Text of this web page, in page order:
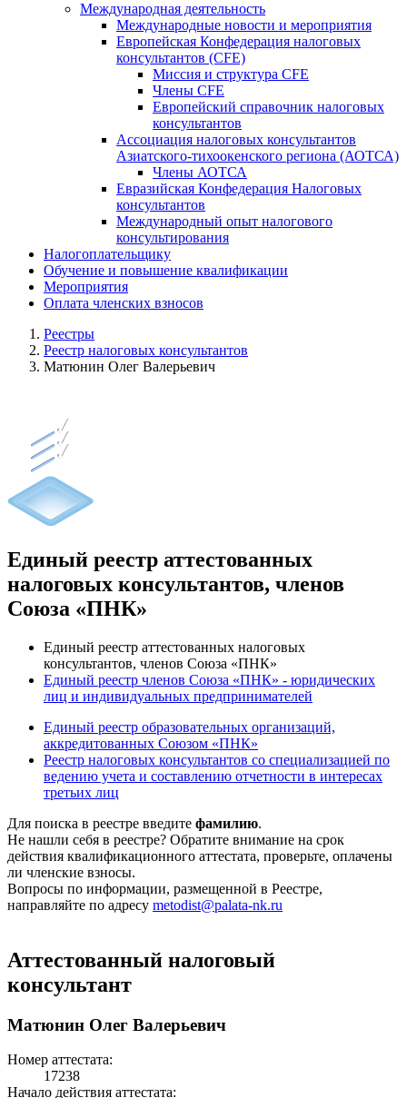
Международная деятельность
Международные новости и мероприятия
Европейская Конфедерация налоговых
консультантов (CFE)
Миссия и структура CFE
Члены CFE
Европейский справочник налоговых
консультантов
Ассоциация налоговых консультантов
Азиатского-тихоокенского региона (АОТСА)
Члены АОТСА
Евразийская Конфедерация Налоговых
консультантов
Международный опыт налогового
консультирования
Налогоплательщику
Обучение и повышение квалификации
Мероприятия
Оплата членских взносов
Реестры
Реестр налоговых консультантов
Матюнин Олег Валерьевич
Единый реестр аттестованных
налоговых консультантов, членов
Союза «ПНК»
Единый реестр аттестованных налоговых
консультантов, членов Союза «ПНК»
Единый реестр членов Союза «ПНК» - юридических
лиц и индивидуальных предпринимателей
Единый реестр образовательных организаций,
аккредитованных Союзом «ПНК»
Реестр налоговых консультантов со специализацией по
ведению учета и составлению отчетности в интересах
третьих лиц
Для поиска в реестре введите фамилию.
Не нашли себя в реестре? Обратите внимание на срок
действия квалификационного аттестата, проверьте, оплачены
ли членские взносы.
Вопросы по информации, размещенной в Реестре,
направляйте по адресу metodist@palata-nk.ru
Аттестованный налоговый
консультант
Матюнин Олег Валерьевич
Номер аттестата:
17238
Начало действия аттестата: